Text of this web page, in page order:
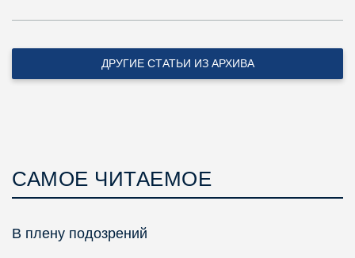
ДРУГИЕ СТАТЬИ ИЗ АРХИВА
САМОЕ ЧИТАЕМОЕ
В плену подозрений